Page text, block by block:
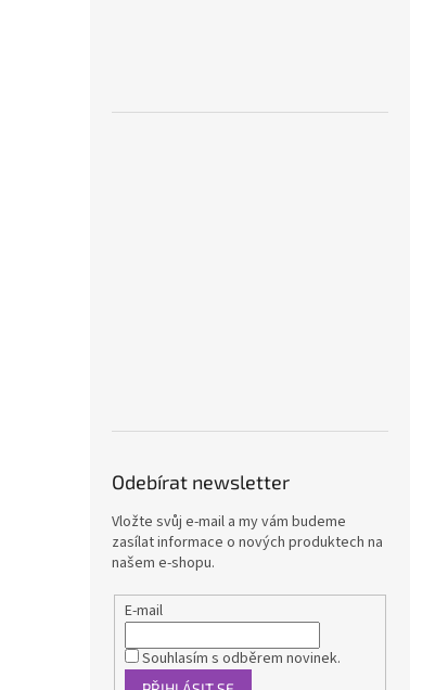
Odebírat newsletter
Vložte svůj e-mail a my vám budeme
zasílat informace o nových produktech na
našem e-shopu.
E-mail
Souhlasím s odběrem novinek.